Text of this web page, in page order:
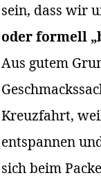
sein, dass wir
oder formell
Aus gutem
Kreuzfahrt,
entspannen
sich beim